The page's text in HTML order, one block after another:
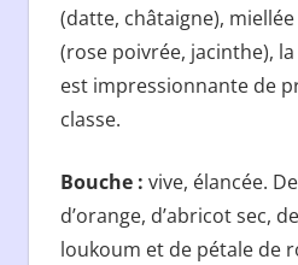
(datte, châtaigne),
(rose poivrée, jacinthe),
est impressionnante de
classe.
Bouche : vive, élancée.
d’orange, d’abricot sec,
loukoum et de pétale de